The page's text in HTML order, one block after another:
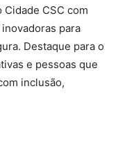
Cidade CSC com
para
Destaque para o
e pessoas que
inclusão,